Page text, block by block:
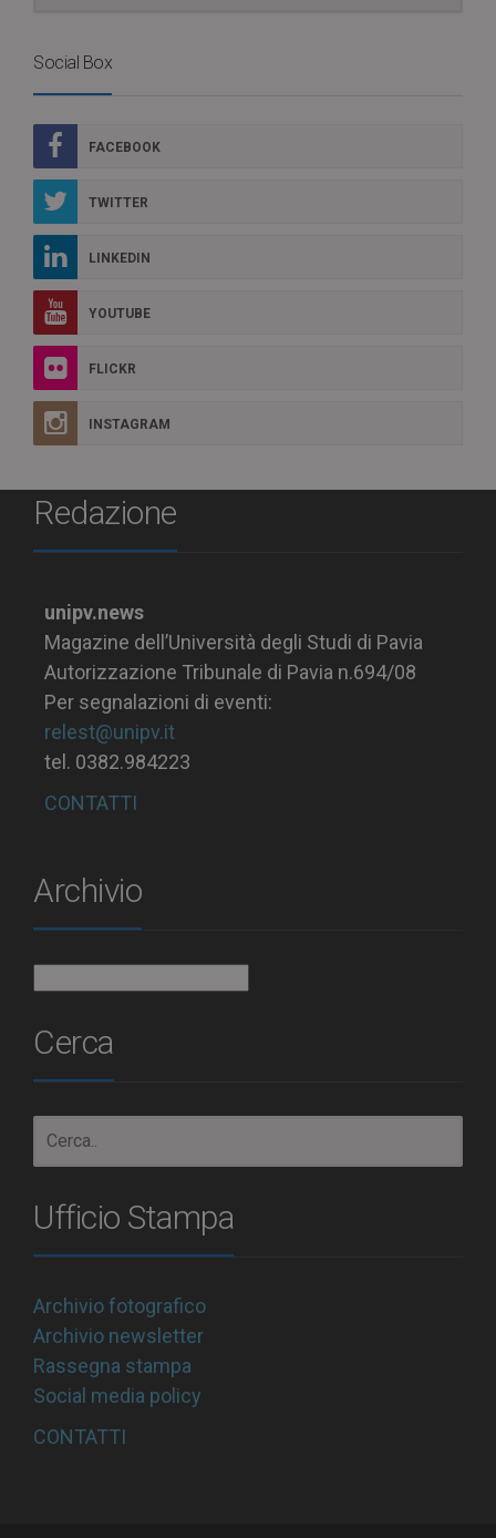
Social Box
FACEBOOK
TWITTER
LINKEDIN
YOUTUBE
FLICKR
INSTAGRAM
Redazione
unipv.news
Magazine dell’Università degli Studi di Pavia
Autorizzazione Tribunale di Pavia n.694/08
Per segnalazioni di eventi:
relest@unipv.it
tel. 0382.984223
CONTATTI
Archivio
Cerca
Ufficio Stampa
Archivio fotografico
Archivio newsletter
Rassegna stampa
Social media policy
CONTATTI